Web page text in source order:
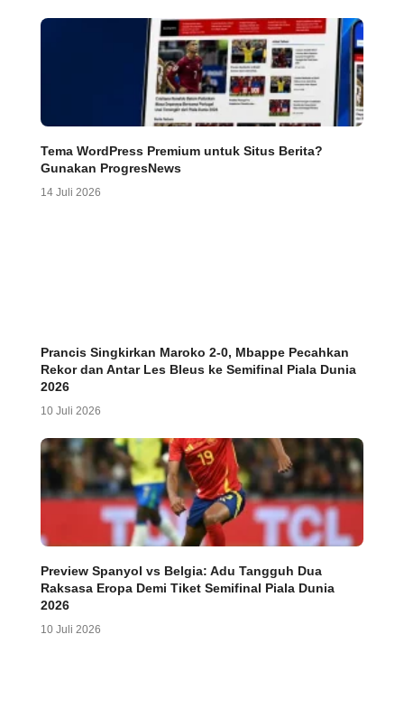
Tema WordPress Premium untuk Situs Berita?
Gunakan ProgresNews
14 Juli 2026
Prancis Singkirkan Maroko 2-0, Mbappe Pecahkan
Rekor dan Antar Les Bleus ke Semifinal Piala Dunia
2026
10 Juli 2026
Preview Spanyol vs Belgia: Adu Tangguh Dua
Raksasa Eropa Demi Tiket Semifinal Piala Dunia
2026
10 Juli 2026